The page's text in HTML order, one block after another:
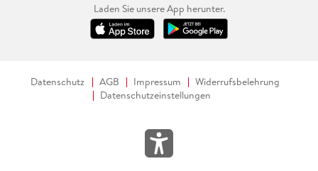
Laden Sie unsere App herunter.
Datenschutz AGB Impressum
Widerrufsbelehrung
Datenschutzeinstellungen